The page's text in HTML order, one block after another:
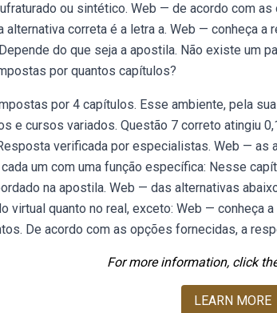
ou sintético. Web — de acordo com
alternativa correta é a letra a. Web — conheça
do que seja a apostila. Não existe um
por quantos capítulos?
por 4 capítulos. Esse ambiente, pela
e cursos variados. Questão 7 correto atingiu
verificada por especialistas. Web — as
um com uma função específica: Nesse
na apostila. Web — das alternativas
virtual quanto no real, exceto: Web — conheça
De acordo com as opções fornecidas, a
For more information, click
LEARN MORE